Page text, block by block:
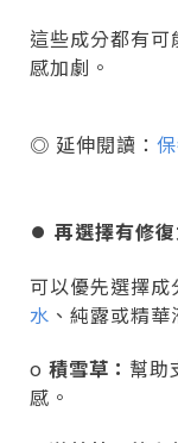
這些成分都有
感加劇。
◎ 延伸閱讀：
⏺︎ 再選擇有修
可以優先選擇
水 、純露或精華
o 積雪草： 幫助
感。